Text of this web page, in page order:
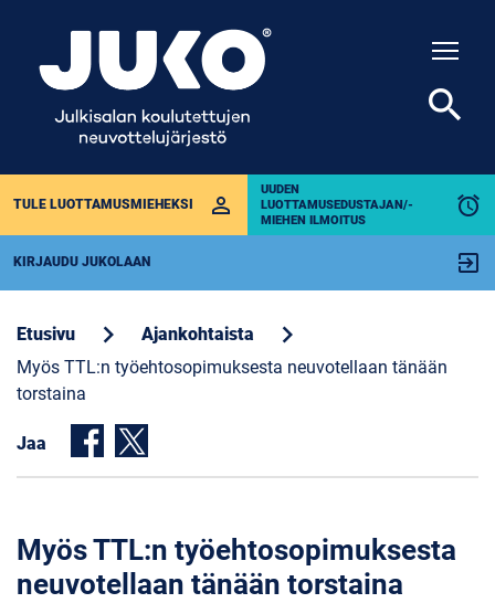
TULE LUOTTAMUSMIEHEKSI perm_identity
UUDEN
LUOTTAMUSEDUSTAJAN/-
MIEHEN ILMOITUS
alarm
KIRJAUDU JUKOLAAN exit_to_app
search
Etusivu chevron_right Ajankohtaista chevron_right
Myös TTL:n työehtosopimuksesta neuvotellaan tänään
torstaina
Jaa
Myös TTL:n työehtosopimuksesta
neuvotellaan tänään torstaina